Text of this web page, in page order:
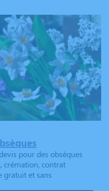
pour des obsèques
crémation, contrat
gratuit et sans